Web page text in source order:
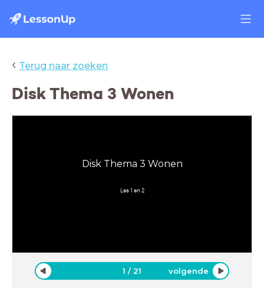
‹ Terug naar zoeken
Disk Thema 3 Wonen
Disk Thema 3 Wonen
Les 1 en 2
1 /21 volgende